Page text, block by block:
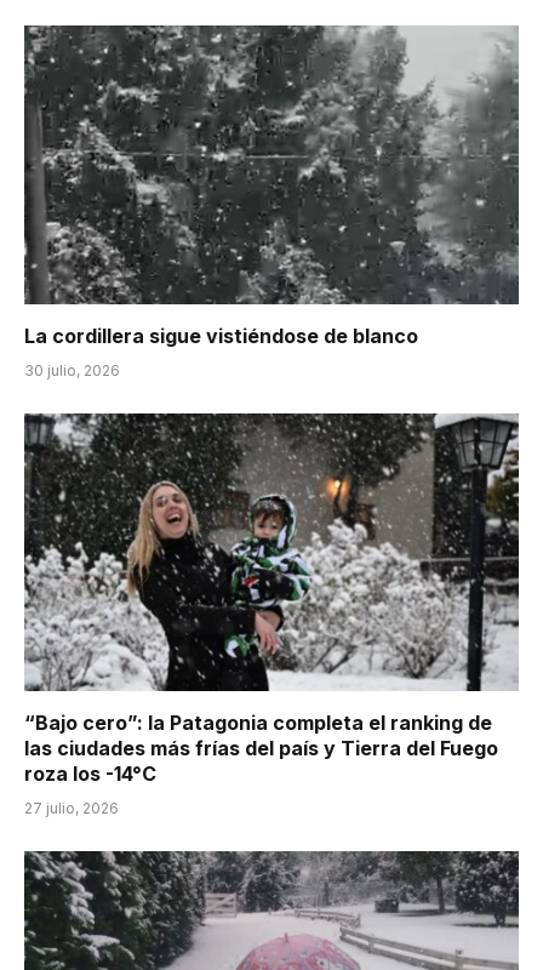
La cordillera sigue vistiéndose de blanco
30 julio, 2026
“Bajo cero”: la Patagonia completa el ranking de
las ciudades más frías del país y Tierra del Fuego
roza los -14°C
27 julio, 2026